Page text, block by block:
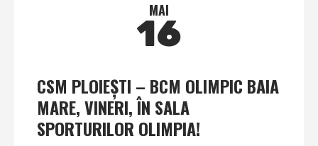
MAI
16
CSM PLOIEŞTI – BCM OLIMPIC BAIA
MARE, VINERI, ÎN SALA
SPORTURILOR OLIMPIA!